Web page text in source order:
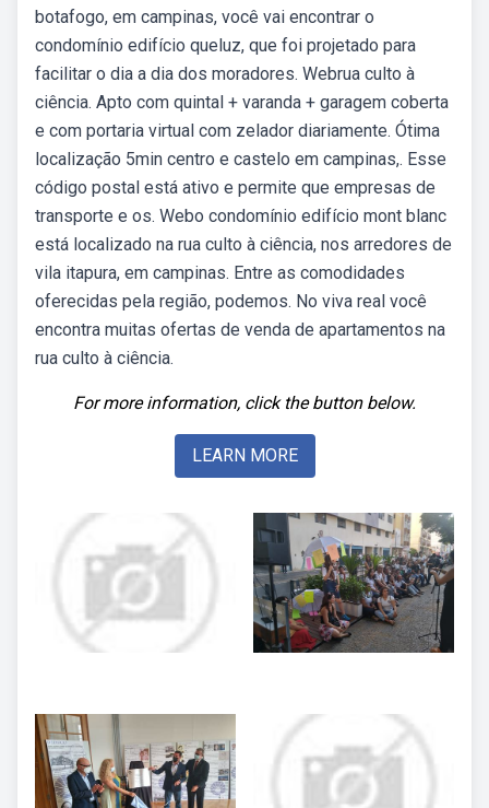
botafogo, em campinas, você vai encontrar o
condomínio edifício queluz, que foi projetado para
facilitar o dia a dia dos moradores. Webrua culto à
ciência. Apto com quintal + varanda + garagem coberta
e com portaria virtual com zelador diariamente. Ótima
localização 5min centro e castelo em campinas,. Esse
código postal está ativo e permite que empresas de
transporte e os. Webo condomínio edifício mont blanc
está localizado na rua culto à ciência, nos arredores de
vila itapura, em campinas. Entre as comodidades
oferecidas pela região, podemos. No viva real você
encontra muitas ofertas de venda de apartamentos na
rua culto à ciência.
For more information, click the button below.
LEARN MORE